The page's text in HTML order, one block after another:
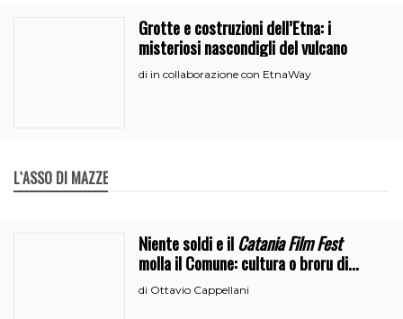
Grotte e costruzioni dell’Etna: i
misteriosi nascondigli del vulcano
di in collaborazione con EtnaWay
L`ASSO DI MAZZE
Niente soldi e ilCatania Film Fest
molla il Comune: cultura o broru di
ciciri?
di Ottavio Cappellani